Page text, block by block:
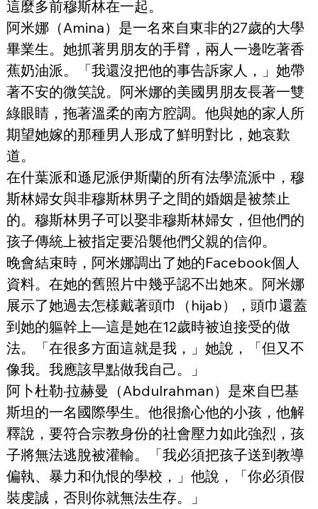
這麼多前穆斯林在一起。
阿米娜（Amina）是一名來自東非的27歲的大學
畢業生。她抓著男朋友的手臂，兩人一邊吃著香
蕉奶油派。「我還沒把他的事告訴家人，」她帶
著不安的微笑說。阿米娜的美國男朋友長著一雙
綠眼睛，拖著溫柔的南方腔調。他與她的家人所
期望她嫁的那種男人形成了鮮明對比，她哀歎
道。
在什葉派和遜尼派伊斯蘭的所有法學流派中，穆
斯林婦女與非穆斯林男子之間的婚姻是被禁止
的。穆斯林男子可以娶非穆斯林婦女，但他們的
孩子傳統上被指定要沿襲他們父親的信仰。
晚會結束時，阿米娜調出了她的Facebook個人
資料。在她的舊照片中幾乎認不出她來。阿米娜
展示了她過去怎樣戴著頭巾（hijab），頭巾還蓋
到她的軀幹上—這是她在12歲時被迫接受的做
法。「在很多方面這就是我，」她說，「但又不
像我。我應該早點做我自己。」
阿卜杜勒·拉赫曼（Abdulrahman）是來自巴基
斯坦的一名國際學生。他很擔心他的小孩，他解
釋說，要符合宗教身份的社會壓力如此強烈，孩
子將無法逃脫被灌輸。「我必須把孩子送到教導
偏執、暴力和仇恨的學校，」他說，「你必須假
裝虔誠，否則你就無法生存。」